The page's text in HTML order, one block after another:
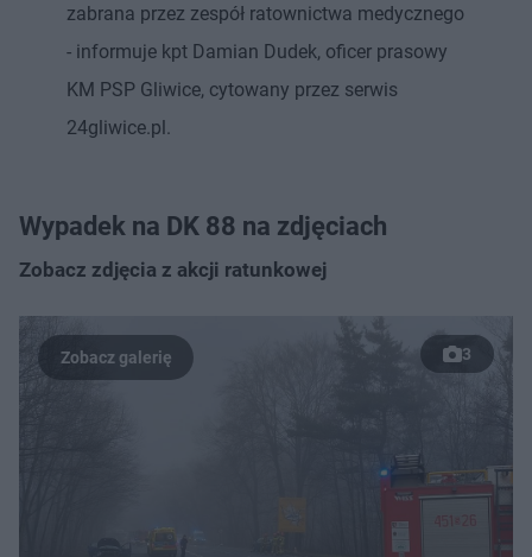
zabrana przez zespół ratownictwa medycznego
- informuje kpt Damian Dudek, oficer prasowy
KM PSP Gliwice, cytowany przez serwis
24gliwice.pl.
Wypadek na DK 88 na zdjęciach
Zobacz zdjęcia z akcji ratunkowej
3